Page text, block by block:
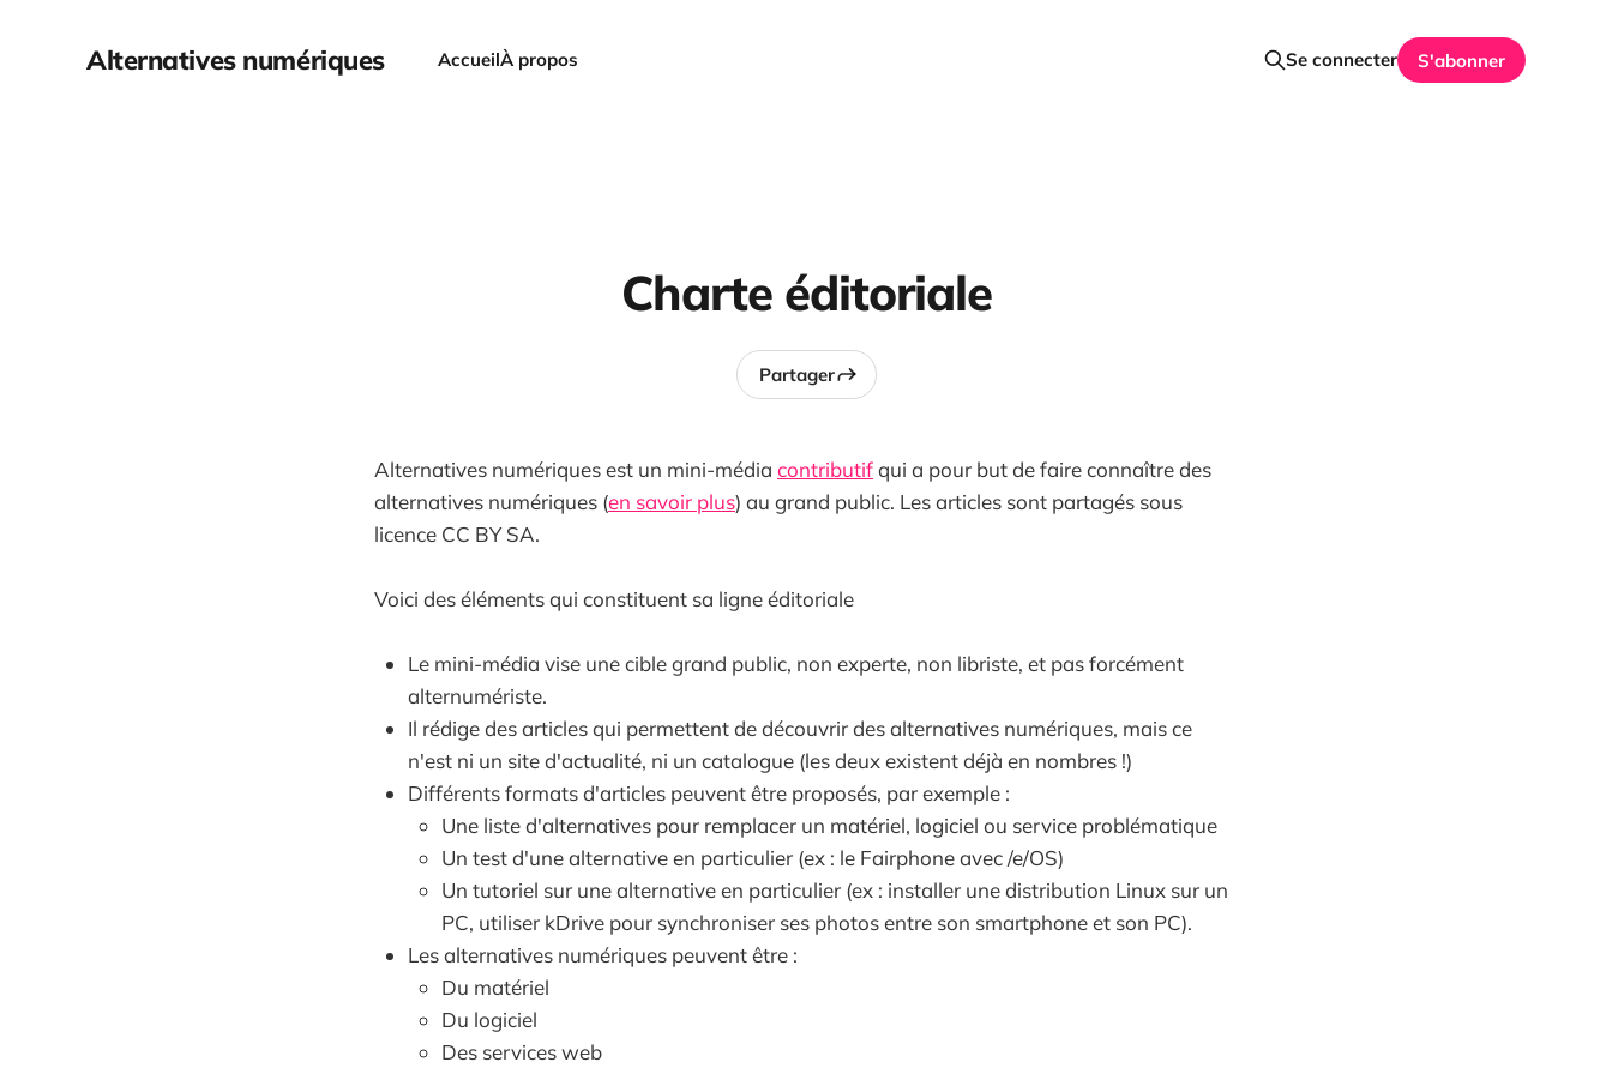
Alternatives numériques AccueilÀ propos Se connecter S'abonner
Charte éditoriale
Partager
Alternatives numériques est un mini-média contributifqui a pour but de faire connaître des
alternatives numériques (en savoir plus) au grand public. Les articles sont partagés sous
licence CC BY SA.
Voici des éléments qui constituent sa ligne éditoriale
Le mini-média vise une cible grand public, non experte, non libriste, et pas forcément
alternumériste.
Il rédige des articles qui permettent de découvrir des alternatives numériques, mais ce
n'est ni un site d'actualité, ni un catalogue (les deux existent déjà en nombres !)
Différents formats d'articles peuvent être proposés, par exemple :
Une liste d'alternatives pour remplacer un matériel, logiciel ou service problématique
Un test d'une alternative en particulier (ex : le Fairphone avec /e/OS)
Un tutoriel sur une alternative en particulier (ex : installer une distribution Linux sur un
PC, utiliser kDrive pour synchroniser ses photos entre son smartphone et son PC).
Les alternatives numériques peuvent être :
Du matériel
Du logiciel
Des services web